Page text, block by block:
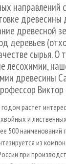
направлений
древесной
деревьев
сырья. О
лесохимии,
древесины
растет
и
500 наименований
из
при